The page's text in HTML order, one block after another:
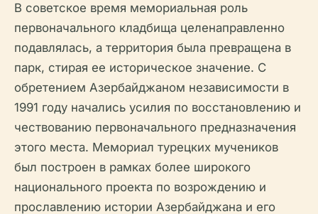
В советское время мемориальная роль
первоначального кладбища целенаправленно
подавлялась, а территория была превращена в
парк, стирая ее историческое значение. С
обретением Азербайджаном независимости в
1991 году начались усилия по восстановлению и
чествованию первоначального предназначения
этого места. Мемориал турецких мучеников
был построен в рамках более широкого
национального проекта по возрождению и
прославлению истории Азербайджана и его